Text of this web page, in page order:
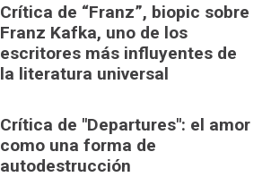
Crítica de “Franz”, biopic sobre
Franz Kafka, uno de los
escritores más influyentes de
la literatura universal
Crítica de "Departures": el amor
como una forma de
autodestrucción